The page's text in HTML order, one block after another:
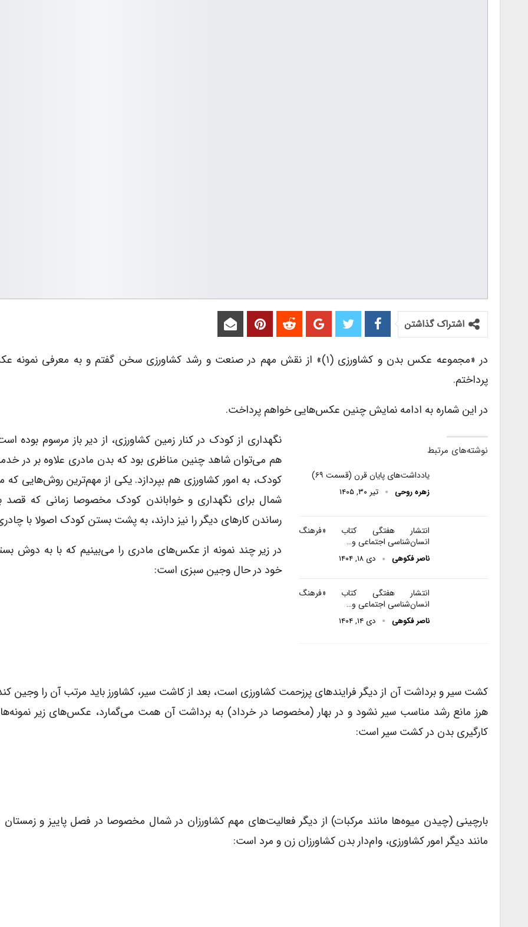
اشتراک گذاشتن
در «مجموعه عکس بدن و کشاورزی (۱)» از نقش مهم در صنعت و رشد کشاورزی سخن گفتم و به معرفی
پرداختم.
در این شماره به ادامه نمایش چنین عکس‌هایی خواهم پرداخت.
نوشته‌های مرتبط
یادداشت‌های پایان قرن (قسمت ۶۹)
زهره روحی تیر ۳۰, ۱۴۰۵
انتشار هفتگی کتاب «فرهنگ
انسان‌شناسی اجتماعی و…
ناصر فکوهی دی ۱۸, ۱۴۰۴
انتشار هفتگی کتاب «فرهنگ
انسان‌شناسی اجتماعی و…
ناصر فکوهی دی ۱۴, ۱۴۰۴
نگهداری از کودک در کنار زمین کشاورزی، از دیر باز مرسوم بوده
هم می‌توان شاهد چنین مناظری بود که بدن مادری علاوه بر در
کودک، به امور کشاورزی هم بپردازد. یکی از مهم‌ترین روش‌هایی که
شمال برای نگهداری و خواباندن کودک مخصوصا زمانی که قصد
رساندن کارهای دیگر را نیز دارند، به پشت بستن کودک اصولا با
در زیر چند نمونه از عکس‌های مادری را می‌بینیم که با به دوش
خود در حال وجین سبزی است:
کشت سیر و برداشت آن از دیگر فرایندهای پرزحمت کشاورزی است، بعد از کاشت سیر، کشاورز باید مرتب آن را وجین
هرز مانع رشد مناسب سیر نشود و در بهار (مخصوصا در خرداد) به برداشت آن همت می‌گمارد، عکس‌های زیر
کارگیری بدن در کشت سیر است:
بارچینی (چیدن میوه‌ها مانند مرکبات) از دیگر فعالیت‌های مهم کشاورزان در شمال مخصوصا در فصل پاییز و
مانند دیگر امور کشاورزی، وام‌دار بدن کشاورزان زن و مرد است: